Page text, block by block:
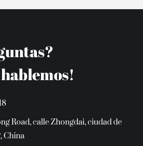
hablemos!
Road, calle Zhongdai, ciudad de
China